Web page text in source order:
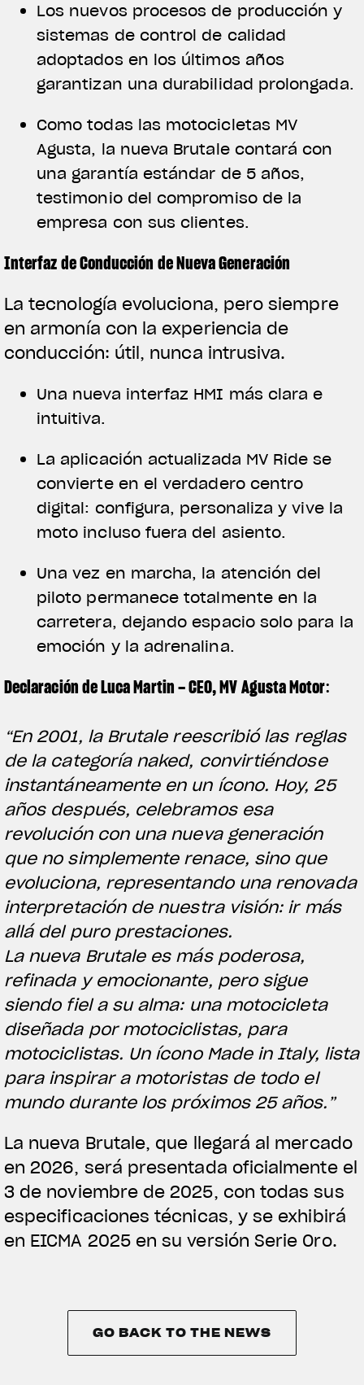
Los nuevos procesos de producción y
sistemas de control de calidad
adoptados en los últimos años
garantizan una durabilidad prolongada.
Como todas las motocicletas MV
Agusta, la nueva Brutale contará con
una garantía estándar de 5 años,
testimonio del compromiso de la
empresa con sus clientes.
Interfaz de Conducción de Nueva Generación
La tecnología evoluciona, pero siempre
en armonía con la experiencia de
conducción: útil, nunca intrusiva.
Una nueva interfaz HMI más clara e
intuitiva.
La aplicación actualizada MV Ride se
convierte en el verdadero centro
digital: configura, personaliza y vive la
moto incluso fuera del asiento.
Una vez en marcha, la atención del
piloto permanece totalmente en la
carretera, dejando espacio solo para la
emoción y la adrenalina.
Declaración de Luca Martin – CEO, MV Agusta Motor:
“En 2001, la Brutale reescribió las reglas
de la categoría naked, convirtiéndose
instantáneamente en un ícono. Hoy, 25
años después, celebramos esa
revolución con una nueva generación
que no simplemente renace, sino que
evoluciona, representando una renovada
interpretación de nuestra visión: ir más
allá del puro prestaciones.
La nueva Brutale es más poderosa,
refinada y emocionante, pero sigue
siendo fiel a su alma: una motocicleta
diseñada por motociclistas, para
motociclistas. Un ícono Made in Italy, lista
para inspirar a motoristas de todo el
mundo durante los próximos 25 años.”
La nueva Brutale, que llegará al mercado
en 2026, será presentada oficialmente el
3 de noviembre de 2025, con todas sus
especificaciones técnicas, y se exhibirá
en EICMA 2025 en su versión Serie Oro.
GO BACK TO THE NEWS